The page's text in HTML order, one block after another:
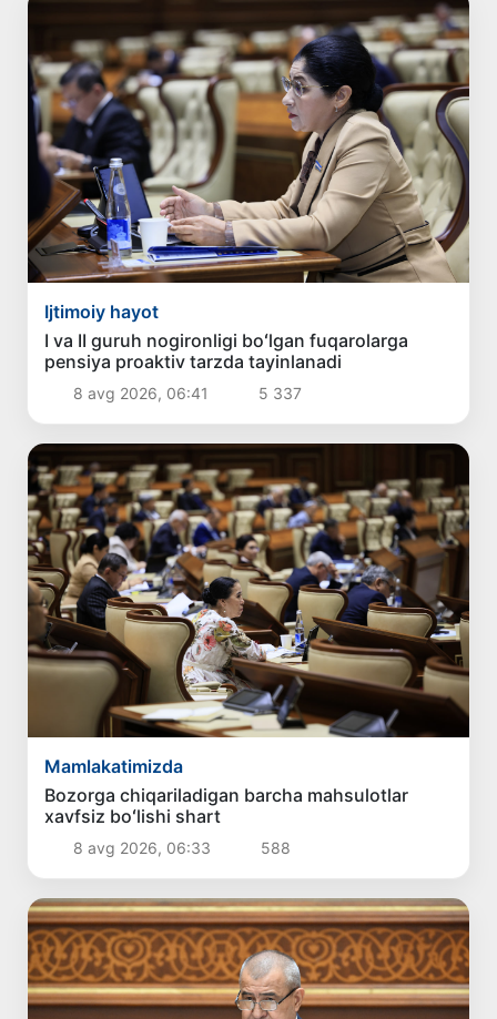
Ijtimoiy hayot
I va II guruh nogironligi boʻlgan fuqarolarga
pensiya proaktiv tarzda tayinlanadi
8 avg 2026, 06:41 5 337
Mamlakatimizda
Bozorga chiqariladigan barcha mahsulotlar
xavfsiz boʻlishi shart
8 avg 2026, 06:33 588